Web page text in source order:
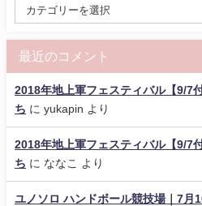
最近のコメント
2018年地上軍フェスティバル【9/7
ち に yukapin より
2018年地上軍フェスティバル【9/7
ち に ななこ より
ユノソロ ハンドボール競技場｜7月